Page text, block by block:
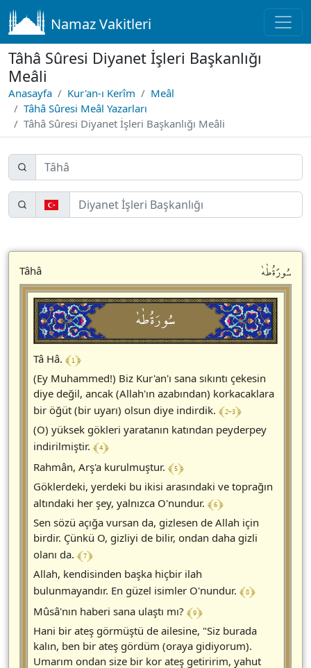
Namaz Vakitleri
Tâhâ Sûresi Diyanet İşleri Başkanlığı
Meâli
Anasayfa Kur'an-ı Kerîm
Meâl
Tâhâ Sûresi Meâl Yazarları
Tâhâ Sûresi Diyanet İşleri Başkanlığı Meâli
Tâhâ سُورَةُطٰهٰ
سُورَةُطٰهٰ
Tâ Hâ. ﴾ 1 ﴿
(Ey Muhammed!) Biz Kur'an'ı sana sıkıntı çekesin
diye değil, ancak (Allah'ın azabından) korkacaklara
bir öğüt (bir uyarı) olsun diye indirdik. ﴾ 2-3 ﴿
(O) yüksek gökleri yaratanın katından peyderpey
indirilmiştir. ﴾ 4 ﴿
Rahmân, Arş'a kurulmuştur. ﴾ 5 ﴿
Göklerdeki, yerdeki bu ikisi arasındaki ve toprağın
altındaki her şey, yalnızca O'nundur. ﴾ 6 ﴿
Sen sözü açığa vursan da, gizlesen de Allah için
birdir. Çünkü O, gizliyi de bilir, ondan daha gizli
olanı da. ﴾ 7 ﴿
Allah, kendisinden başka hiçbir ilah
bulunmayandır. En güzel isimler O'nundur. ﴾ 8 ﴿
Mûsâ'nın haberi sana ulaştı mı? ﴾ 9 ﴿
Hani bir ateş görmüştü de ailesine, "Siz burada
kalın, ben bir ateş gördüm (oraya gidiyorum).
Umarım ondan size bir kor ateş getiririm, yahut